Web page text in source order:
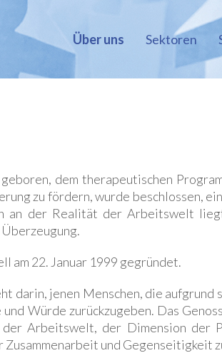
Über uns Sektoren
geboren, dem therapeutischen
zu fördern, wurde beschlossen,
an der Realität der Arbeitswelt
am 22. Januar 1999 gegründet.
darin, jenen Menschen, die
Würde zurückzugeben. Das
Arbeitswelt, der Dimension der
und Gegenseitigkeit